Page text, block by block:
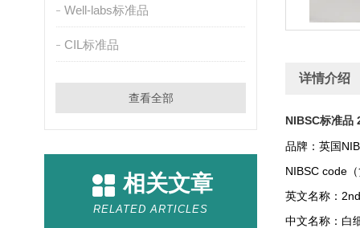
Well-labs标准品
CIL标准品
查看全部
相关文章
RELATED ARTICLES
详情介绍
NIBSC标准品
品牌：英国
NIBSC code
英文名称：
中文名称：白